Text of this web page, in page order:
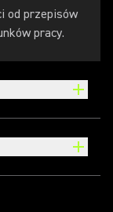
od przepisów
pracy.